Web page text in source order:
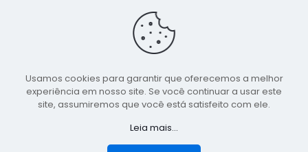
Centro, São Bento do Una - PE. CEP: 553370-128
TELEFONE: (81) 99548-1569
E-MAIL: ouvidoria@saobentodouna.pe.gov.br
Copyright 2021-2026 - Assessoria de Comunicação da
Prefeitura de São Bento do Una - PE
publicidadeLumusWeb - Agência Digital
Usamos cookies para garantir que oferecemos a melhor
experiência em nosso site. Se você continuar a usar este
site, assumiremos que você está satisfeito com ele.
Leia mais...